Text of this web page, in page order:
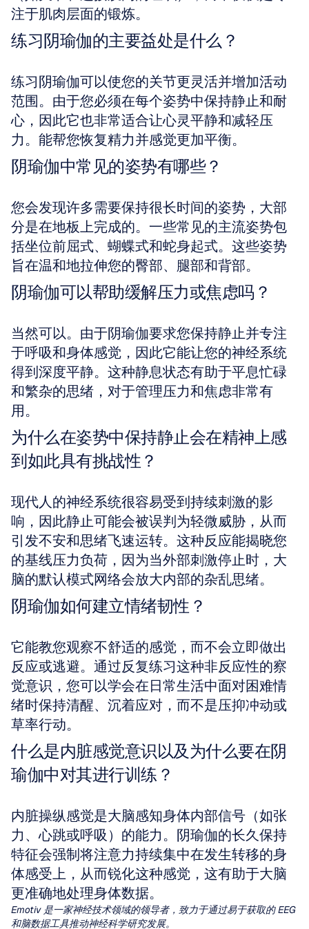
注于肌肉层面的锻炼。
练习阴瑜伽的主要益处是什么？
练习阴瑜伽可以使您的关节更灵活并增加活动
范围。由于您必须在每个姿势中保持静止和耐
心，因此它也非常适合让心灵平静和减轻压
力。能帮您恢复精力并感觉更加平衡。
阴瑜伽中常见的姿势有哪些？
您会发现许多需要保持很长时间的姿势，大部
分是在地板上完成的。一些常见的主流姿势包
括坐位前屈式、蝴蝶式和蛇身起式。这些姿势
旨在温和地拉伸您的臀部、腿部和背部。
阴瑜伽可以帮助缓解压力或焦虑吗？
当然可以。由于阴瑜伽要求您保持静止并专注
于呼吸和身体感觉，因此它能让您的神经系统
得到深度平静。这种静息状态有助于平息忙碌
和繁杂的思绪，对于管理压力和焦虑非常有
用。
为什么在姿势中保持静止会在精神上感
到如此具有挑战性？
现代人的神经系统很容易受到持续刺激的影
响，因此静止可能会被误判为轻微威胁，从而
引发不安和思绪飞速运转。这种反应能揭晓您
的基线压力负荷，因为当外部刺激停止时，大
脑的默认模式网络会放大内部的杂乱思绪。
阴瑜伽如何建立情绪韧性？
它能教您观察不舒适的感觉，而不会立即做出
反应或逃避。通过反复练习这种非反应性的察
觉意识，您可以学会在日常生活中面对困难情
绪时保持清醒、沉着应对，而不是压抑冲动或
草率行动。
什么是内脏感觉意识以及为什么要在阴
瑜伽中对其进行训练？
内脏操纵感觉是大脑感知身体内部信号（如张
力、心跳或呼吸）的能力。阴瑜伽的长久保持
特征会强制将注意力持续集中在发生转移的身
体感受上，从而锐化这种感觉，这有助于大脑
更准确地处理身体数据。
Emotiv 是一家神经技术领域的领导者，致力于通过易于获取的 EEG
和脑数据工具推动神经科学研究发展。